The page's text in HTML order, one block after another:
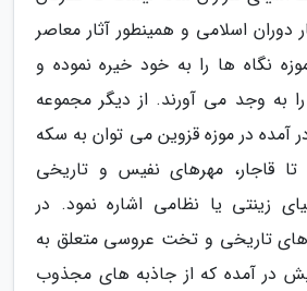
دوران اسلامی و همینطور آثار معاصر
نگاه ها را به خود خیره نموده و
به وجد می آورند. از دیگر مجموعه
آمده در موزه قزوین می توان به سکه
تا قاجار، مهرهای نفیس و تاریخی
زینتی یا نظامی اشاره نمود. در
تاریخی و تخت عروسی متعلق به
در آمده که از جاذبه های مجذوب